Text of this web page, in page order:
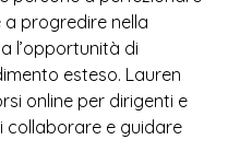
progredire nella
l’opportunità di
esteso. Lauren
online per dirigenti e
collaborare e guidare